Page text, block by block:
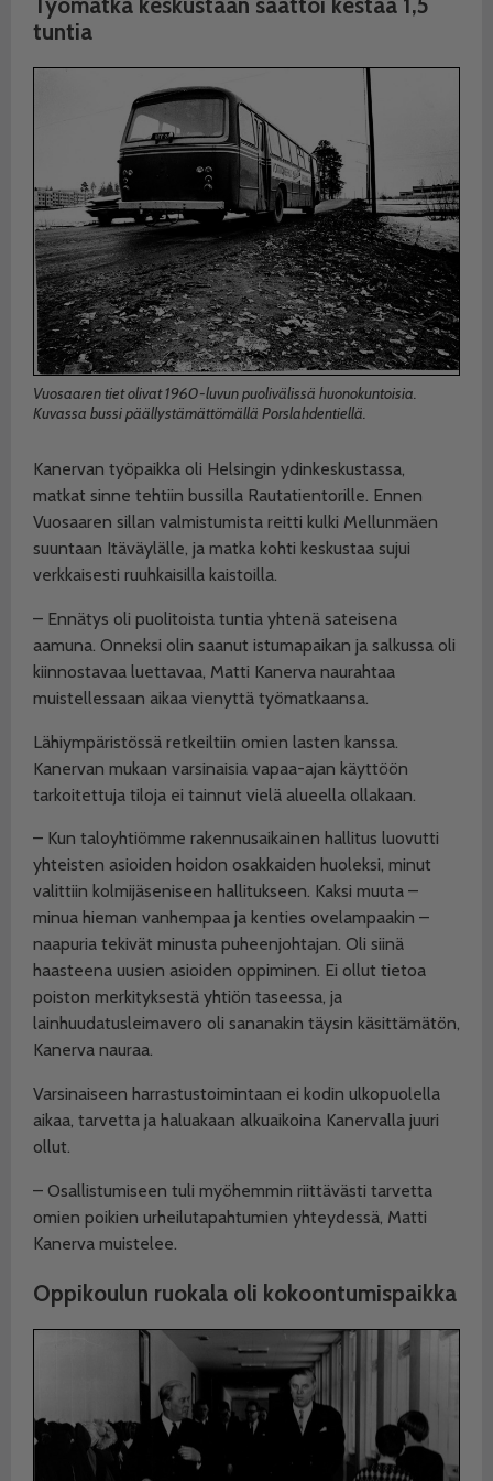
tuntia
Vuosaaren tiet olivat 1960-luvun puolivälissä huonokuntoisia.
Kuvassa bussi päällystämättömällä Porslahdentiellä.
Kanervan työpaikka oli Helsingin ydinkeskustassa,
matkat sinne tehtiin bussilla Rautatientorille. Ennen
Vuosaaren sillan valmistumista reitti kulki Mellunmäen
suuntaan Itäväylälle, ja matka kohti keskustaa sujui
verkkaisesti ruuhkaisilla kaistoilla.
– Ennätys oli puolitoista tuntia yhtenä sateisena
aamuna. Onneksi olin saanut istumapaikan ja salkussa oli
kiinnostavaa luettavaa, Matti Kanerva naurahtaa
muistellessaan aikaa vienyttä työmatkaansa.
Lähiympäristössä retkeiltiin omien lasten kanssa.
Kanervan mukaan varsinaisia vapaa-ajan käyttöön
tarkoitettuja tiloja ei tainnut vielä alueella ollakaan.
– Kun taloyhtiömme rakennusaikainen hallitus luovutti
yhteisten asioiden hoidon osakkaiden huoleksi, minut
valittiin kolmijäseniseen hallitukseen. Kaksi muuta –
minua hieman vanhempaa ja kenties ovelampaakin –
naapuria tekivät minusta puheenjohtajan. Oli siinä
haasteena uusien asioiden oppiminen. Ei ollut tietoa
poiston merkityksestä yhtiön taseessa, ja
lainhuudatusleimavero oli sananakin täysin käsittämätön,
Kanerva nauraa.
Varsinaiseen harrastustoimintaan ei kodin ulkopuolella
aikaa, tarvetta ja haluakaan alkuaikoina Kanervalla juuri
ollut.
– Osallistumiseen tuli myöhemmin riittävästi tarvetta
omien poikien urheilutapahtumien yhteydessä, Matti
Kanerva muistelee.
Oppikoulun ruokala oli kokoontumispaikka